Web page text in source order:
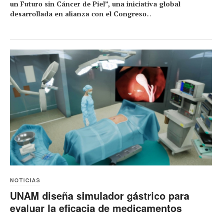
un Futuro sin Cáncer de Piel”, una iniciativa global
desarrollada en alianza con el Congreso...
NOTICIAS
UNAM diseña simulador gástrico para
evaluar la eficacia de medicamentos